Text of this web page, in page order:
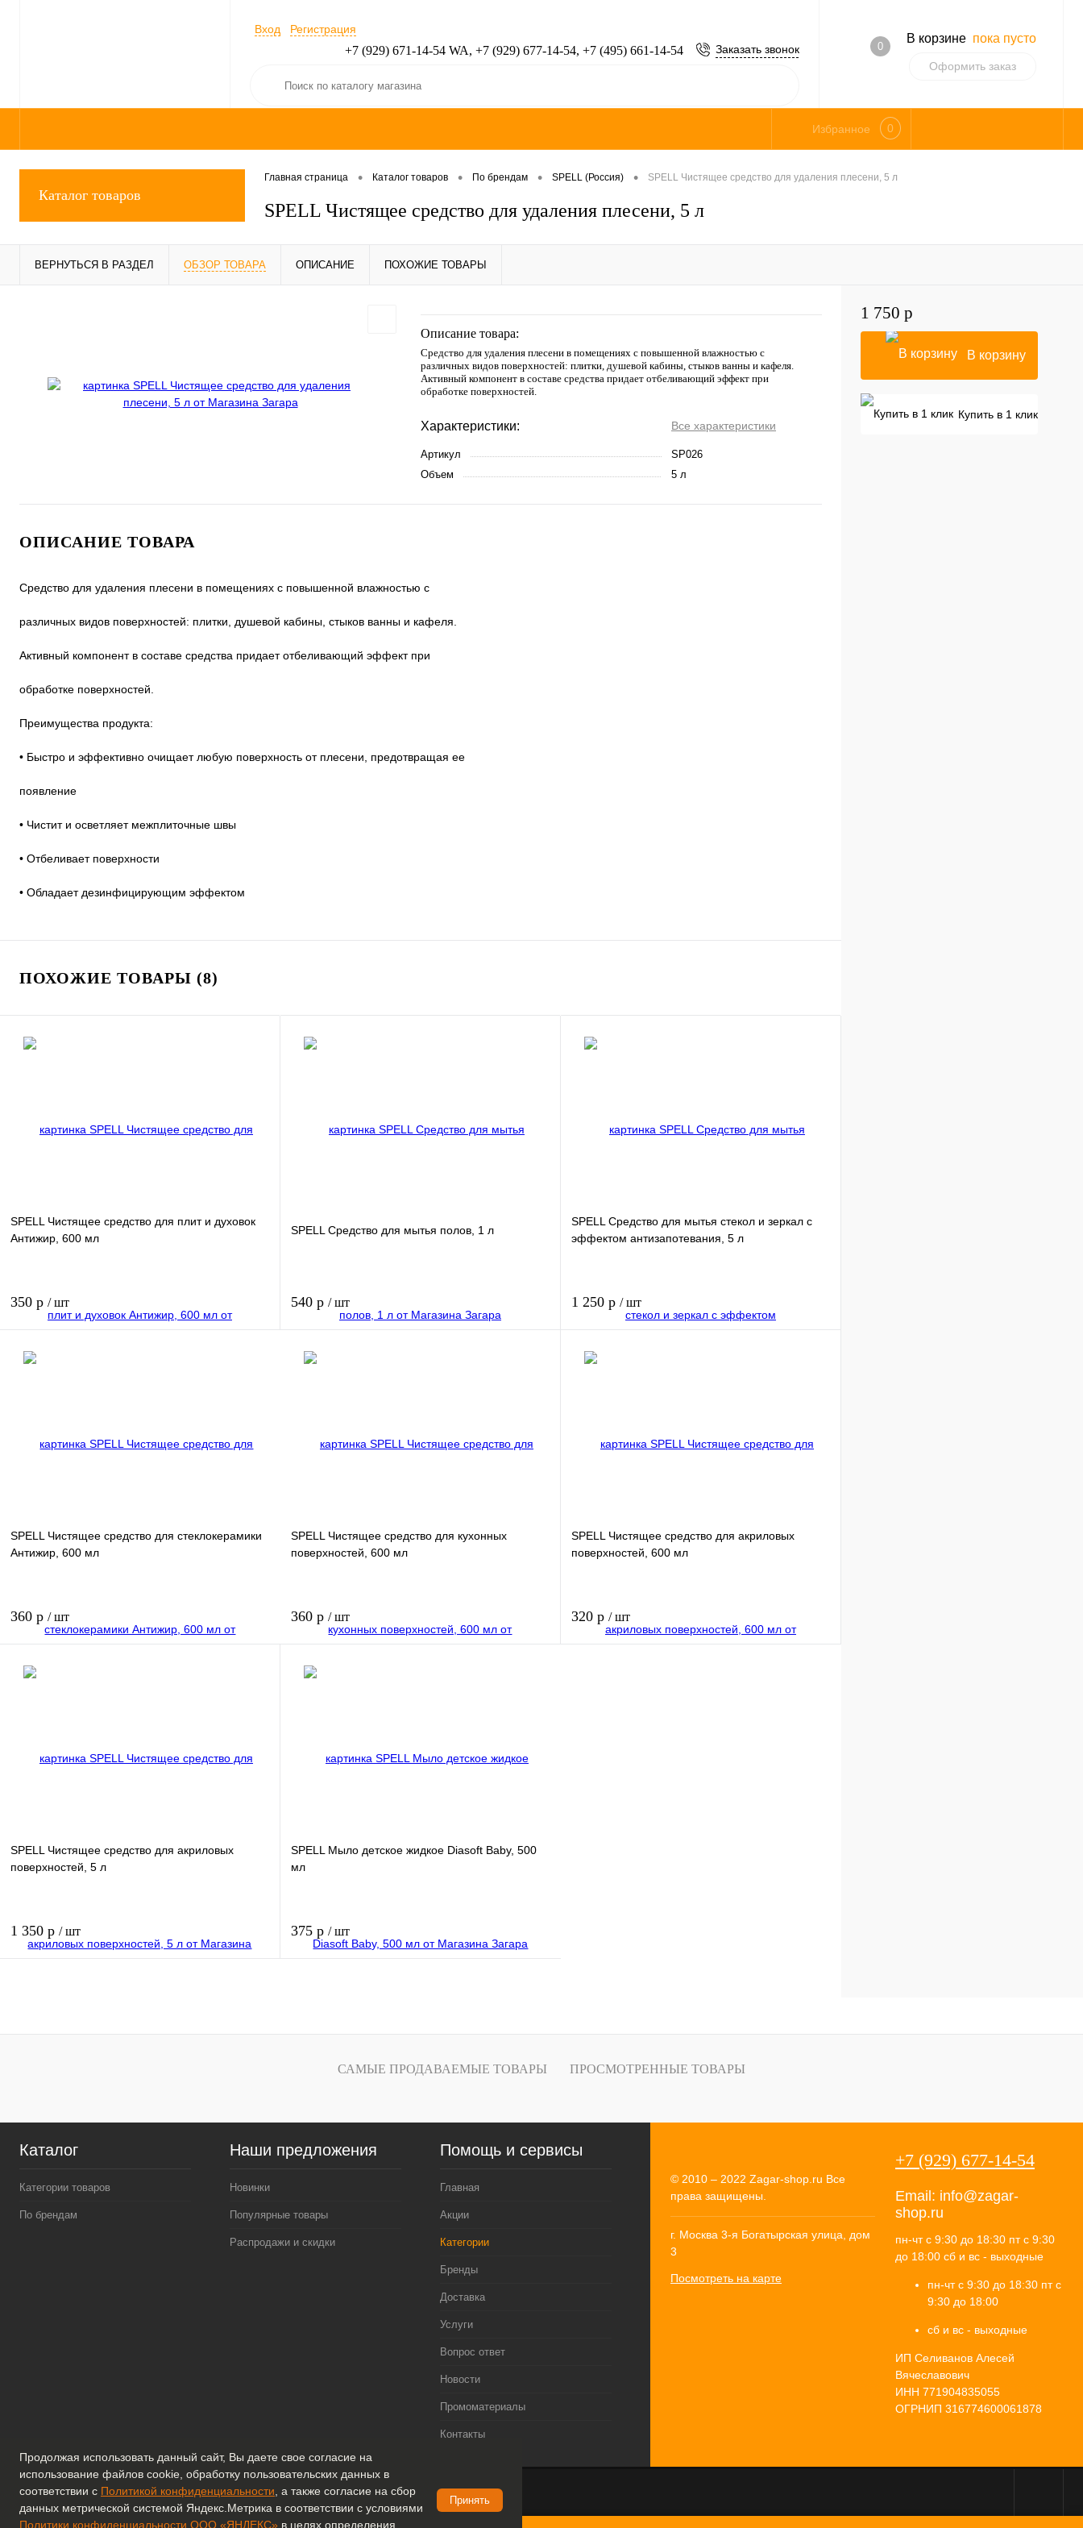
Продолжая использовать данный сайт, Вы даете свое согласие на
использование файлов cookie, обработку пользовательских данных в
соответствии с Политикой конфиденциальности , а также согласие на сбор
данных метрической системой Яндекс.Метрика в соответствии с условиями
Политики конфиденциальности ООО «ЯНДЕКС» в целях определения
Принять
Вход Регистрация
+7 (929) 671-14-54 WA, +7 (929) 677-14-54, +7 (495) 661-14-54 Заказать звонок 0
В корзине пока пусто
Оформить заказ
Избранное 0
Каталог товаров
Главная страница • Каталог товаров • По брендам • SPELL (Россия) • SPELL Чистящее средство для удаления плесени, 5 л
SPELL Чистящее средство для удаления плесени, 5 л
ВЕРНУТЬСЯ В РАЗДЕЛ ОБЗОР ТОВАРА ОПИСАНИЕ ПОХОЖИЕ ТОВАРЫ
Описание товара:
Средство для удаления плесени в помещениях с повышенной влажностью с
различных видов поверхностей: плитки, душевой кабины, стыков ванны и кафеля.
Активный компонент в составе средства придает отбеливающий эффект при
обработке поверхностей.
Характеристики: Все характеристики
Артикул
SP026
Объем
5 л
ОПИСАНИЕ ТОВАРА
Средство для удаления плесени в помещениях с повышенной влажностью с
различных видов поверхностей: плитки, душевой кабины, стыков ванны и кафеля.
Активный компонент в составе средства придает отбеливающий эффект при
обработке поверхностей.
Преимущества продукта:
• Быстро и эффективно очищает любую поверхность от плесени, предотвращая ее
появление
• Чистит и осветляет межплиточные швы
• Отбеливает поверхности
• Обладает дезинфицирующим эффектом
ПОХОЖИЕ ТОВАРЫ (8)
SPELL Чистящее средство для плит и духовок
Антижир, 600 мл
350 р / шт
SPELL Средство для мытья полов, 1 л
540 р / шт
SPELL Средство для мытья стекол и зеркал с
эффектом антизапотевания, 5 л
1 250 р / шт
SPELL Чистящее средство для стеклокерамики
Антижир, 600 мл
360 р / шт
SPELL Чистящее средство для кухонных
поверхностей, 600 мл
360 р / шт
SPELL Чистящее средство для акриловых
поверхностей, 600 мл
320 р / шт
SPELL Чистящее средство для акриловых
поверхностей, 5 л
1 350 р / шт
SPELL Мыло детское жидкое Diasoft Baby, 500
мл
375 р / шт
В избранное
1 750 р
В корзину
Купить в 1 клик
САМЫЕ ПРОДАВАЕМЫЕ ТОВАРЫ ПРОСМОТРЕННЫЕ ТОВАРЫ
Каталог
Категории товаров
По брендам
Наши предложения
Новинки
Популярные товары
Распродажи и скидки
Помощь и сервисы
Главная
Акции
Категории
Бренды
Доставка
Услуги
Вопрос ответ
Новости
Промоматериалы
Контакты
© 2010 – 2022 Zagar-shop.ru Все
права защищены.
г. Москва 3-я Богатырская улица, дом
3
Посмотреть на карте
+7 (929) 677-14-54
Email: info@zagar-
shop.ru
пн-чт с 9:30 до 18:30 пт с 9:30
до 18:00 сб и вс - выходные
пн-чт с 9:30 до 18:30 пт с
9:30 до 18:00
сб и вс - выходные
ИП Селиванов Алесей
Вячеславович
ИНН 771904835055
ОГРНИП 316774600061878